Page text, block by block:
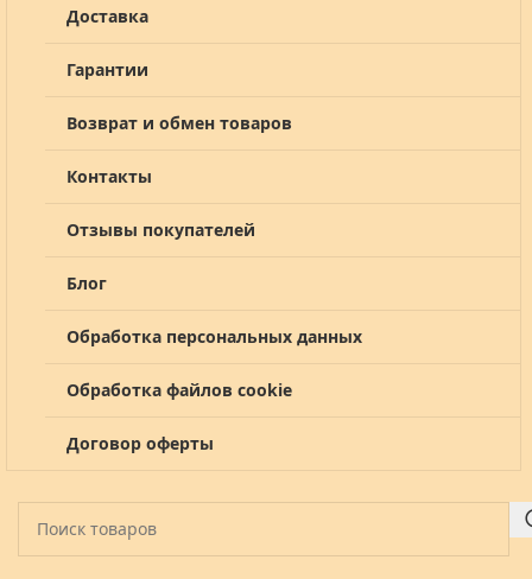
Доставка
Гарантии
Возврат и обмен товаров
Контакты
Отзывы покупателей
Блог
Обработка персональных данных
Обработка файлов cookie
Договор оферты